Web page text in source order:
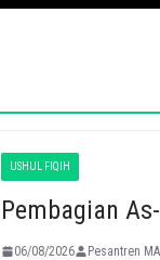
USHUL FIQIH
Pembagian
06/08/2026 Pesantren